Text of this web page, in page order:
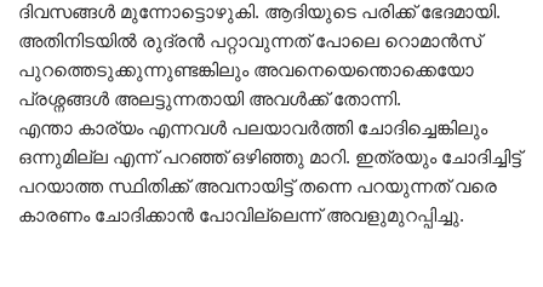
ദിവസങ്ങൾ മുന്നോട്ടൊഴുകി. ആദിയുടെ പരിക്ക് ഭേദമായി.
അതിനിടയിൽ രുദ്രൻ പറ്റാവുന്നത് പോലെ റൊമാൻസ്
പുറത്തെടുക്കുന്നുണ്ടങ്കിലും അവനെയെന്തൊക്കെയോ
പ്രശ്നങ്ങൾ അലട്ടുന്നതായി അവൾക്ക് തോന്നി.
എന്താ കാര്യം എന്നവൾ പലയാവർത്തി ചോദിച്ചെങ്കിലും
ഒന്നുമില്ല എന്ന് പറഞ്ഞ് ഒഴിഞ്ഞു മാറി. ഇത്രയും ചോദിച്ചിട്ട്
പറയാത്ത സ്ഥിതിക്ക് അവനായിട്ട് തന്നെ പറയുന്നത് വരെ
കാരണം ചോദിക്കാൻ പോവില്ലെന്ന് അവളുമുറപ്പിച്ചു.